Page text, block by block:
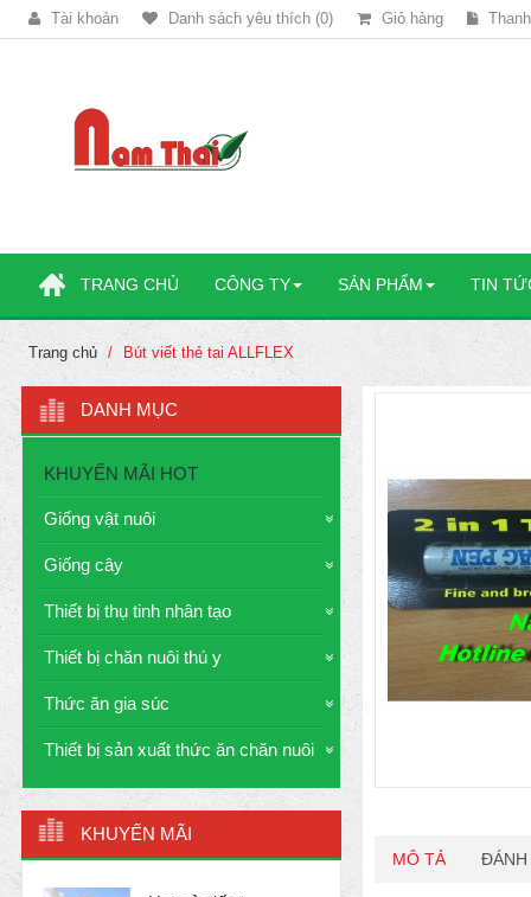
Tài khoản Danh sách yêu thích (0) Giỏ hàng
TRANG CHỦ CÔNG TY SẢN PHẨM TIN
Trang chủ Bút viết thẻ tai ALLFLEX
DANH MỤC
KHUYẾN MÃI HOT
Giống vật nuôi
Giống cây
Thiết bị thụ tinh nhân tạo
Thiết bị chăn nuôi thú y
Thức ăn gia súc
Thiết bị sản xuất thức ăn chăn nuôi
KHUYẾN MÃI
MÔ TẢ ĐÁNH